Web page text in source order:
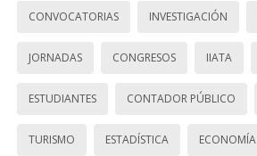
CONVOCATORIAS INVESTIGACIÓN
JORNADAS CONGRESOS IIATA
ESTUDIANTES CONTADOR PÚBLICO
TURISMO ESTADÍSTICA ECONOMÍA